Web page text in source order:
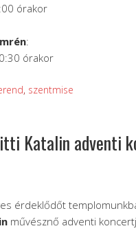
órakor
:
órakor
, szentmise
Katalin adventi
érdeklődőt
művésznő adventi